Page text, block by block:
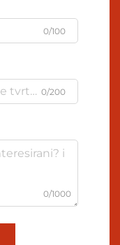
0/100
0/200
0/1000